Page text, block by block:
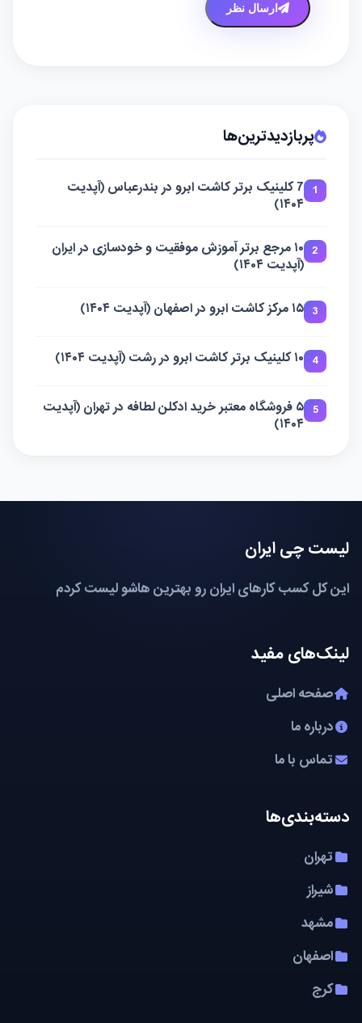
ارسال نظر
پربازدیدترین‌ها
1
7 کلینیک برتر کاشت ابرو در بندرعباس (آپدیت
۱۴۰۴)
2
۱۰ مرجع برتر آموزش موفقیت و خودسازی در ایران
(آپدیت ۱۴۰۴)
3 ۱۵ مرکز کاشت ابرو در اصفهان (آپدیت ۱۴۰۴)
4 ۱۰ کلینیک برتر کاشت ابرو در رشت (آپدیت ۱۴۰۴)
5
۵ فروشگاه معتبر خرید ادکلن لطافه در تهران (آپدیت
۱۴۰۴)
لیست چی ایران
این کل کسب کارهای ایران رو بهترین هاشو لیست کردم
لینک‌های مفید
صفحه اصلی
درباره ما
تماس با ما
دسته‌بندی‌ها
تهران
شیراز
مشهد
اصفهان
کرج